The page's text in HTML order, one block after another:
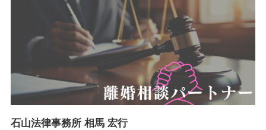
石山法律事務所 相馬 宏行